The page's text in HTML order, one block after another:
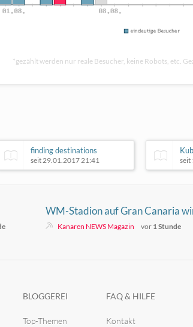
*gezählt werden nur reale Besucher, keine Robots, etc.
finding destinations
seit 29.01.2017 21:41 seit
WM-Stadion auf Gran Canaria
60 Mio. Euro teurer
Kanaren NEWS Magazin vor 1 Stunde
BLOGGEREI
Top-Themen
FAQ & HILFE
Kontakt